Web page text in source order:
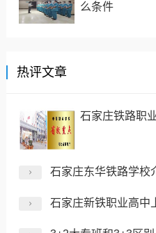
么条件
热评文章
石家庄铁路职
石家庄东华铁路学校
石家庄新铁职业高中